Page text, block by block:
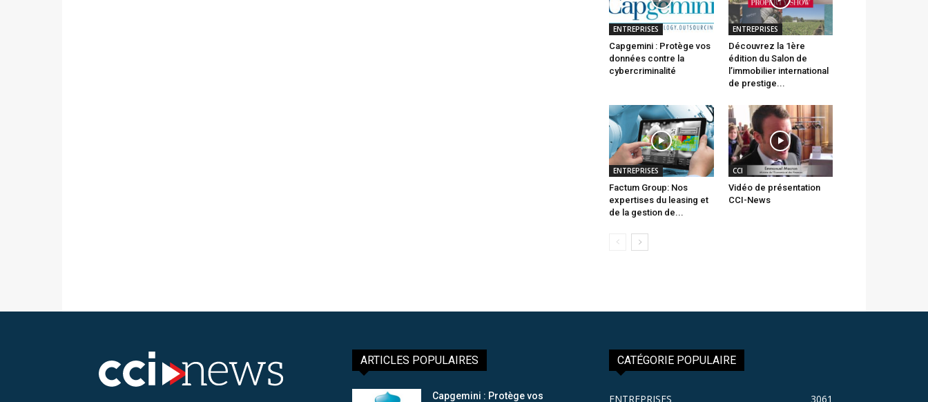
ENTREPRISES
Capgemini : Protège vos
données contre la
cybercriminalité
ENTREPRISES
Découvrez la 1ère
édition du Salon de
l’immobilier international
de prestige...
ENTREPRISES
Factum Group: Nos
expertises du leasing et
de la gestion de...
CCI
Vidéo de présentation
CCI-News
ARTICLES POPULAIRES
Capgemini : Protège vos
CATÉGORIE POPULAIRE
ENTREPRISES 3061